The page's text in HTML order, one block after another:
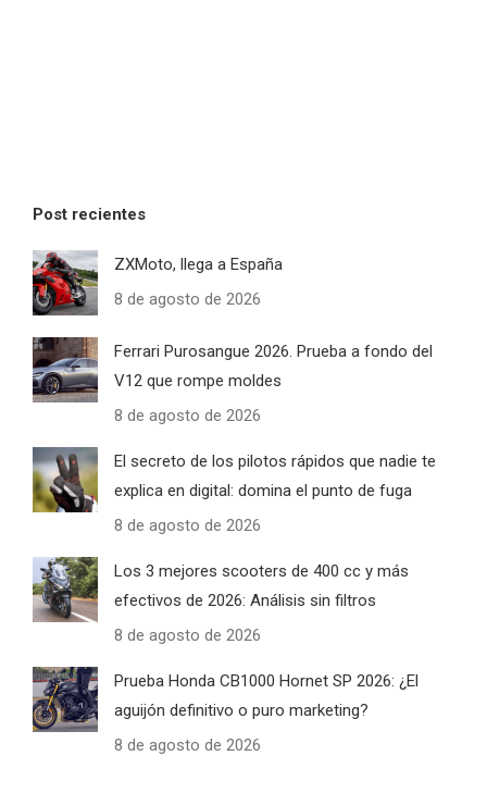
Post recientes
ZXMoto, llega a España
8 de agosto de 2026
Ferrari Purosangue 2026. Prueba a fondo del
V12 que rompe moldes
8 de agosto de 2026
El secreto de los pilotos rápidos que nadie te
explica en digital: domina el punto de fuga
8 de agosto de 2026
Los 3 mejores scooters de 400 cc y más
efectivos de 2026: Análisis sin filtros
8 de agosto de 2026
Prueba Honda CB1000 Hornet SP 2026: ¿El
aguijón definitivo o puro marketing?
8 de agosto de 2026